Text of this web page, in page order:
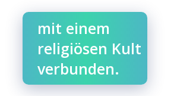
mit einem
religiösen Kult
verbunden.